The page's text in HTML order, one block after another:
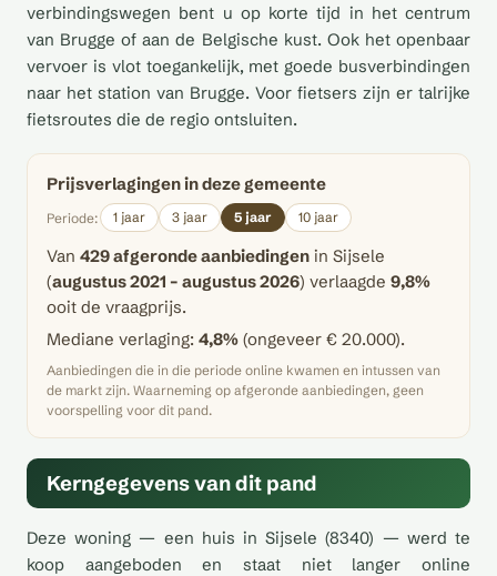
verbindingswegen bent u op korte tijd in het centrum
van Brugge of aan de Belgische kust. Ook het openbaar
vervoer is vlot toegankelijk, met goede busverbindingen
naar het station van Brugge. Voor fietsers zijn er talrijke
fietsroutes die de regio ontsluiten.
Prijsverlagingen in deze gemeente
Periode: 1 jaar 3 jaar 5 jaar 10 jaar
Van 429 afgeronde aanbiedingen in Sijsele
(augustus 2021 – augustus 2026) verlaagde 9,8%
ooit de vraagprijs.
Mediane verlaging: 4,8% (ongeveer € 20.000).
Aanbiedingen die in die periode online kwamen en intussen van
de markt zijn. Waarneming op afgeronde aanbiedingen, geen
voorspelling voor dit pand.
Kerngegevens van dit pand
Deze woning — een huis in Sijsele (8340) — werd te
koop aangeboden en staat niet langer online